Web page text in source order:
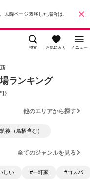
以降ページ遷移した場合は、
検索 お気に入り メニュー
ランキング
》
他のエリアから探す
後（鳥栖含む）
全てのジャンルを見る
しい #一軒家 #コスパ